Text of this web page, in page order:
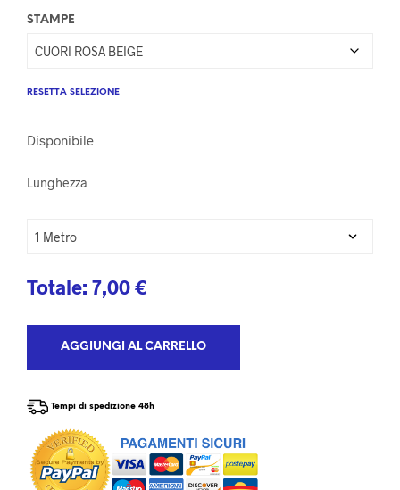
STAMPE
RESETTA SELEZIONE
Disponibile
Lunghezza
Totale: 7,00€
AGGIUNGI AL CARRELLO
Tempi di spedizione 48h